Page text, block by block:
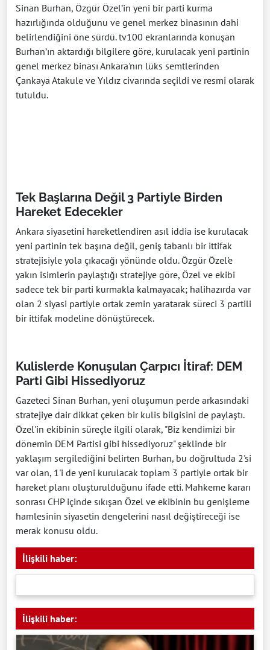
Sinan Burhan, Özgür Özel’in yeni bir parti kurma
hazırlığında olduğunu ve genel merkez binasının dahi
belirlendiğini öne sürdü. tv100 ekranlarında konuşan
Burhan’ın aktardığı bilgilere göre, kurulacak yeni partinin
genel merkez binası Ankara'nın lüks semtlerinden
Çankaya Atakule ve Yıldız civarında seçildi ve resmi olarak
tutuldu.
Tek Başlarına Değil 3 Partiyle Birden
Hareket Edecekler
Ankara siyasetini hareketlendiren asıl iddia ise kurulacak
yeni partinin tek başına değil, geniş tabanlı bir ittifak
stratejisiyle yola çıkacağı yönünde oldu. Özgür Özel'e
yakın isimlerin paylaştığı stratejiye göre, Özel ve ekibi
sadece tek bir parti kurmakla kalmayacak; halihazırda var
olan 2 siyasi partiyle ortak zemin yaratarak süreci 3 partili
bir ittifak modeline dönüştürecek.
Kulislerde Konuşulan Çarpıcı İtiraf: DEM
Parti Gibi Hissediyoruz
Gazeteci Sinan Burhan, yeni oluşumun perde arkasındaki
stratejiye dair dikkat çeken bir kulis bilgisini de paylaştı.
Özel'in ekibinin süreçle ilgili olarak, "Biz kendimizi bir
dönemin DEM Partisi gibi hissediyoruz" şeklinde bir
yaklaşım sergilediğini belirten Burhan, bu doğrultuda 2'si
var olan, 1'i de yeni kurulacak toplam 3 partiyle ortak bir
hareket planı oluşturulduğunu ifade etti. Mahkeme kararı
sonrası CHP içinde sıkışan Özel ve ekibinin bu genişleme
hamlesinin siyasetin dengelerini nasıl değiştireceği ise
merak konusu oldu.
İlişkili haber:
İlişkili haber: